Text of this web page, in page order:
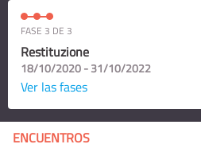
FASE 3 DE 3
Restituzione
18/10/2020 - 31/10/2022
Ver las fases
ENCUENTROS